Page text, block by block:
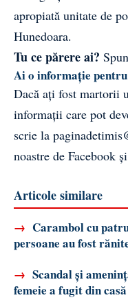
apropiată unitate de
Hunedoara.
Tu ce părere ai?
Ai o informație
Dacă ați fost martorii
informații care pot
scrie la
noastre de Facebook și
Articole similare
→ Carambol cu
persoane au fost
→ Scandal și
femeie a fugit din